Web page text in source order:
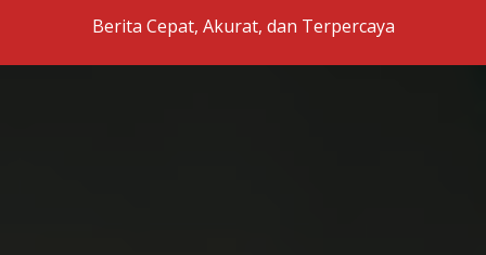
Skip to the contentBerita Cepat, Akurat, dan Terpercaya